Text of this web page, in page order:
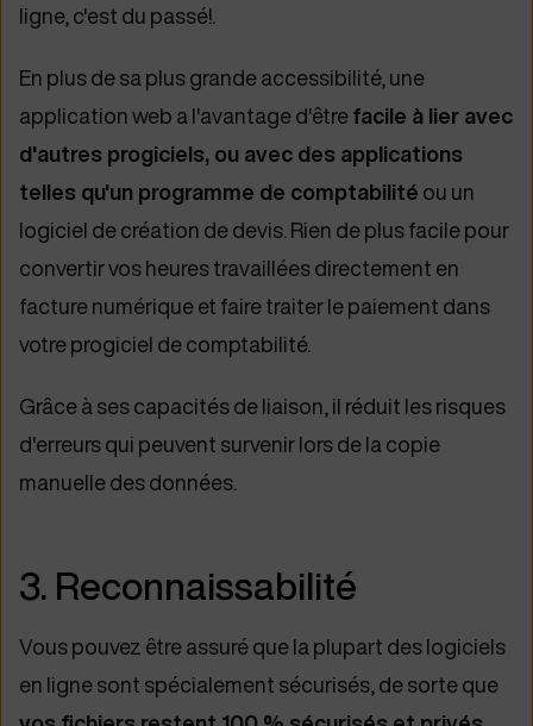
ligne, c'est du passé!.
En plus de sa plus grande accessibilité, une
application web a l'avantage d'êtrefacile à lier avec
d'autres progiciels, ou avec des applications
telles qu'un programme de comptabilité ou un
logiciel de création de devis. Rien de plus facile pour
convertir vos heures travaillées directement en
facture numérique et faire traiter le paiement dans
votre progiciel de comptabilité.
Grâce à ses capacités de liaison, il réduit les risques
d'erreurs qui peuvent survenir lors de la copie
manuelle des données.
3. Reconnaissabilité
Vous pouvez être assuré que la plupart des logiciels
en ligne sont spécialement sécurisés, de sorte que